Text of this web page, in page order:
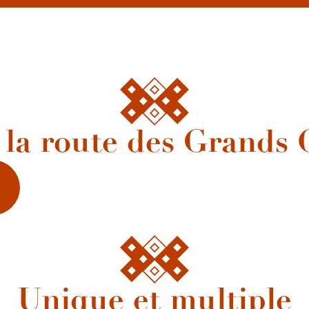
route des Grands
Unique et multiple